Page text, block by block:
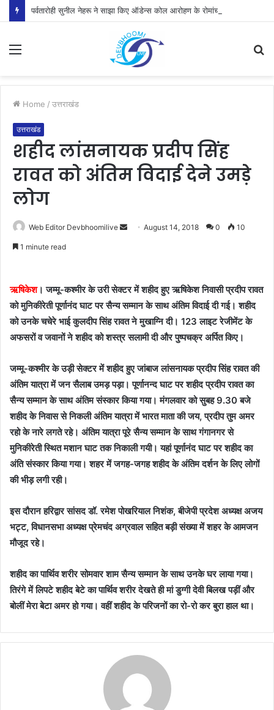
पर्वतारोही सुनील नेहरू ने साझा किए ऑडेन्स कोल आरोहण के रोमांचक अनुभव
Menu
Home / उत्तराखंड
उत्तराखंड
शहीद लांसनायक प्रदीप सिंह
रावत को अंतिम विदाई देने उमड़े
लोग
Web Editor Devbhoomilive
SendAugust 14, 2018 0 10
1 minute read
ऋषिकेश। जम्मू-कश्मीर के उरी सेक्टर में शहीद हुए ऋषिकेश निवासी प्रदीप रावत
को मुनिकीरेती पूर्णानंद घाट पर सैन्य सम्मान के साथ अंतिम विदाई दी गई। शहीद
को उनके चचेरे भाई कुलदीप सिंह रावत ने मुखाग्नि दी। 123 लाइट रेजीमेंट के
अफसरों व जवानों ने शहीद को शस्त्र सलामी दी और पुष्पचक्र अर्पित किए।
जम्मू-कश्मीर के उड़ी सेक्टर में शहीद हुए जांबाज लांसनायक प्रदीप सिंह रावत की
अंतिम यात्रा में जन सैलाब उमड़ पड़ा। पूर्णानन्द घाट पर शहीद प्रदीप रावत का
सैन्य सम्मान के साथ अंतिम संस्कार किया गया। मंगलवार को सुबह 9.30 बजे
शहीद के निवास से निकली अंतिम यात्रा में भारत माता की जय, प्रदीप तुम अमर
रहो के नारे लगते रहे। अंतिम यात्रा पूरे सैन्य सम्मान के साथ गंगानगर से
मुनिकीरेती स्थित मशान घाट तक निकाली गयी। यहां पूर्णानंद घाट पर शहीद का
अंति संस्कार किया गया। शहर में जगह-जगह शहीद के अंतिम दर्शन के लिए लोगों
की भीड़ लगी रही।
इस दौरान हरिद्वार सांसद डॉ. रमेश पोखरियाल निशंक, बीजेपी प्रदेश अध्यक्ष अजय
भट्ट, विधानसभा अध्यक्ष प्रेमचंद अग्रवाल सहित बड़ी संख्या में शहर के आमजन
मौजूद रहे।
शहीद का पार्थिव शरीर सोमवार शाम सैन्य सम्मान के साथ उनके घर लाया गया।
तिरंगे में लिपटे शहीद बेटे का पार्थिव शरीर देखते ही मां डुग्गी देवी बिलख पड़ीं और
बोलीं मेरा बेटा अमर हो गया। वहीं शहीद के परिजनों का रो-रो कर बुरा हाल था।